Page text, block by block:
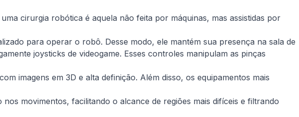
cirurgia robótica é aquela não feita por máquinas, mas assistidas por
para operar o robô. Desse modo, ele mantém sua presença na sala de
joysticks de videogame. Esses controles manipulam as pinças
imagens em 3D e alta definição. Além disso, os equipamentos mais
movimentos, facilitando o alcance de regiões mais difíceis e filtrando